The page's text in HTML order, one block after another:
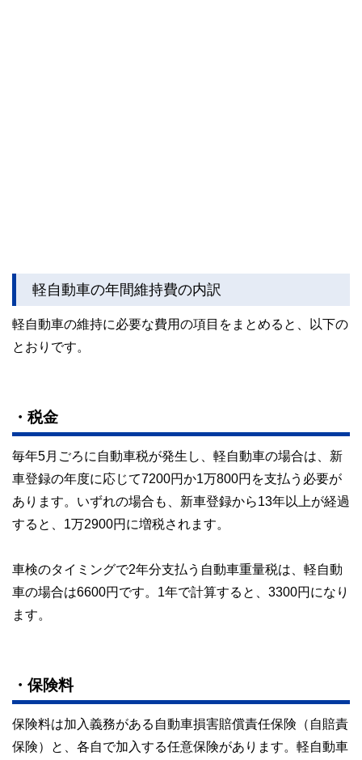
軽自動車の年間維持費の内訳
軽自動車の維持に必要な費用の項目をまとめると、以下の
とおりです。
・税金
毎年5月ごろに自動車税が発生し、軽自動車の場合は、新
車登録の年度に応じて7200円か1万800円を支払う必要が
あります。いずれの場合も、新車登録から13年以上が経過
すると、1万2900円に増税されます。
車検のタイミングで2年分支払う自動車重量税は、軽自動
車の場合は6600円です。1年で計算すると、3300円になり
ます。
・保険料
保険料は加入義務がある自動車損害賠償責任保険（自賠責
保険）と、各自で加入する任意保険があります。軽自動車